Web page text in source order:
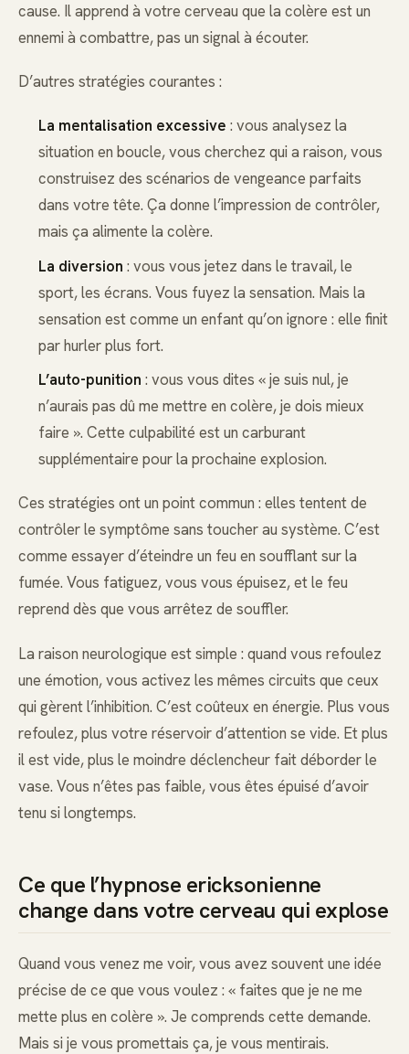
cause. Il apprend à votre cerveau que la colère est un
ennemi à combattre, pas un signal à écouter.
D’autres stratégies courantes :
La mentalisation excessive : vous analysez la
situation en boucle, vous cherchez qui a raison, vous
construisez des scénarios de vengeance parfaits
dans votre tête. Ça donne l’impression de contrôler,
mais ça alimente la colère.
La diversion : vous vous jetez dans le travail, le
sport, les écrans. Vous fuyez la sensation. Mais la
sensation est comme un enfant qu’on ignore : elle finit
par hurler plus fort.
L’auto-punition : vous vous dites « je suis nul, je
n’aurais pas dû me mettre en colère, je dois mieux
faire ». Cette culpabilité est un carburant
supplémentaire pour la prochaine explosion.
Ces stratégies ont un point commun : elles tentent de
contrôler le symptôme sans toucher au système. C’est
comme essayer d’éteindre un feu en soufflant sur la
fumée. Vous fatiguez, vous vous épuisez, et le feu
reprend dès que vous arrêtez de souffler.
La raison neurologique est simple : quand vous refoulez
une émotion, vous activez les mêmes circuits que ceux
qui gèrent l’inhibition. C’est coûteux en énergie. Plus vous
refoulez, plus votre réservoir d’attention se vide. Et plus
il est vide, plus le moindre déclencheur fait déborder le
vase. Vous n’êtes pas faible, vous êtes épuisé d’avoir
tenu si longtemps.
Ce que l’hypnose ericksonienne
change dans votre cerveau qui explose
Quand vous venez me voir, vous avez souvent une idée
précise de ce que vous voulez : « faites que je ne me
mette plus en colère ». Je comprends cette demande.
Mais si je vous promettais ça, je vous mentirais.